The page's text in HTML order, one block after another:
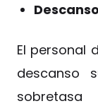
El personal
descanso